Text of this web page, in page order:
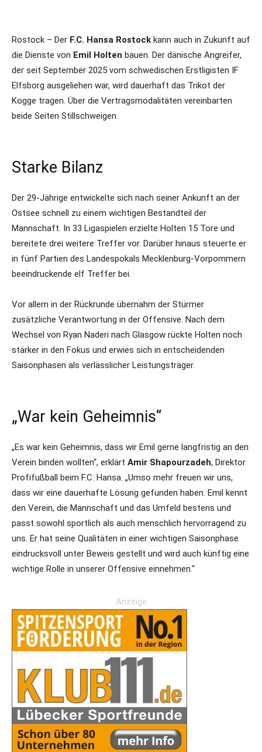
Rostock – Der F.C. Hansa Rostock kann auch in Zukunft auf
die Dienste von Emil Holten bauen. Der dänische Angreifer,
der seit September 2025 vom schwedischen Erstligisten IF
Elfsborg ausgeliehen war, wird dauerhaft das Trikot der
Kogge tragen. Über die Vertragsmodalitäten vereinbarten
beide Seiten Stillschweigen.
Starke Bilanz
Der 29-Jährige entwickelte sich nach seiner Ankunft an der
Ostsee schnell zu einem wichtigen Bestandteil der
Mannschaft. In 33 Ligaspielen erzielte Holten 15 Tore und
bereitete drei weitere Treffer vor. Darüber hinaus steuerte er
in fünf Partien des Landespokals Mecklenburg-Vorpommern
beeindruckende elf Treffer bei.
Vor allem in der Rückrunde übernahm der Stürmer
zusätzliche Verantwortung in der Offensive. Nach dem
Wechsel von Ryan Naderi nach Glasgow rückte Holten noch
stärker in den Fokus und erwies sich in entscheidenden
Saisonphasen als verlässlicher Leistungsträger.
„War kein Geheimnis“
„Es war kein Geheimnis, dass wir Emil gerne langfristig an den
Verein binden wollten“, erklärt Amir Shapourzadeh, Direktor
Profifußball beim F.C. Hansa. „Umso mehr freuen wir uns,
dass wir eine dauerhafte Lösung gefunden haben. Emil kennt
den Verein, die Mannschaft und das Umfeld bestens und
passt sowohl sportlich als auch menschlich hervorragend zu
uns. Er hat seine Qualitäten in einer wichtigen Saisonphase
eindrucksvoll unter Beweis gestellt und wird auch künftig eine
wichtige Rolle in unserer Offensive einnehmen.“
Anzeige